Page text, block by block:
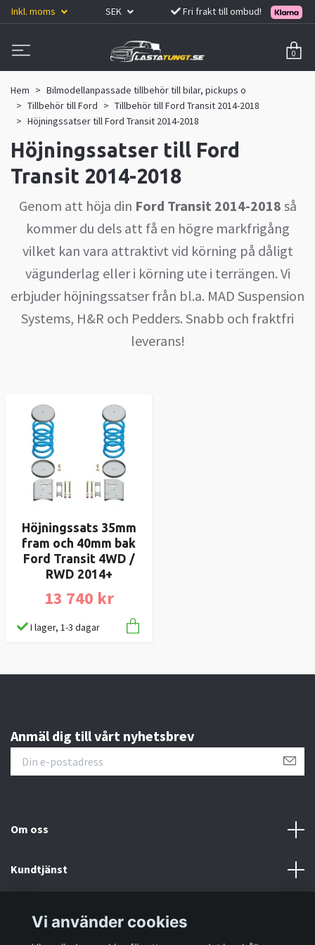
Inkl. moms SEK Fri frakt till ombud!
0
Hem
Bilmodellanpassade tillbehör till bilar, pickups o
Tillbehör till Ford
Tillbehör till Ford Transit 2014-2018
Höjningssatser till Ford Transit 2014-2018
Höjningssatser till Ford
Transit 2014-2018
Genom att höja din Ford Transit 2014-2018 så
kommer du dels att få en högre markfrigång
vilket kan vara attraktivt vid körning på dåligt
vägunderlag eller i körning ute i terrängen. Vi
erbjuder höjningssatser från bl.a. MAD Suspension
Systems, H&R och Pedders. Snabb och fraktfri
leverans!
Höjningssats 35mm
fram och 40mm bak
Ford Transit 4WD /
RWD 2014+
13 740 kr
I lager, 1-3 dagar
Anmäl dig till vårt nyhetsbrev
Om oss
Kundtjänst
Vi använder cookies